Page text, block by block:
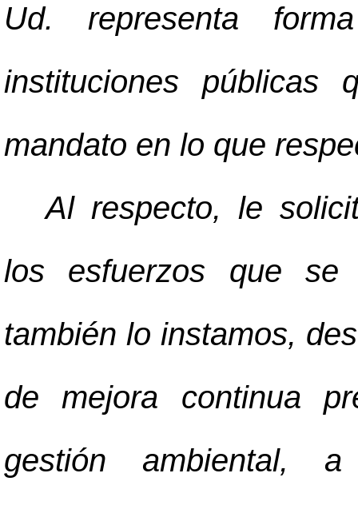
Ud. representa
instituciones públicas
mandato en lo que
Al respecto, le
los esfuerzos que se
también lo instamos,
de mejora continua
gestión ambiental,